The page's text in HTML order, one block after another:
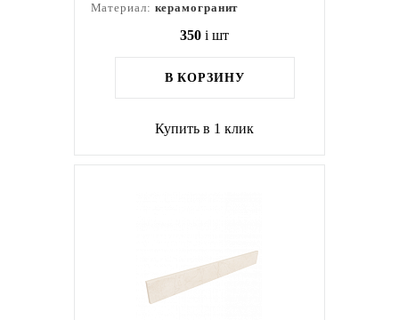
Материал: керамогранит
350 i шт
В КОРЗИНУ
Купить в 1 клик